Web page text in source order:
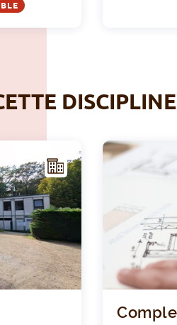
I
NFR
AST
TUR
E